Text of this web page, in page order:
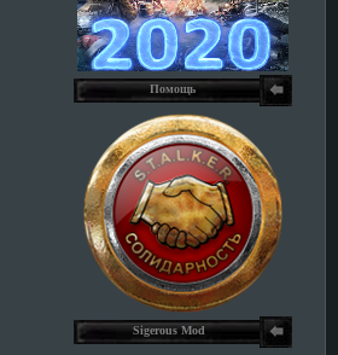
Помощь
Sigerous Mod